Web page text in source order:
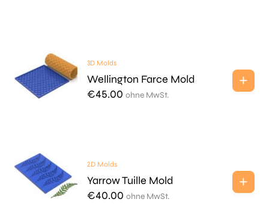
3D Molds
Wellington Farce Mold
€45.00 ohne MwSt.
2D Molds
Yarrow Tuille Mold
€40.00 ohne MwSt.